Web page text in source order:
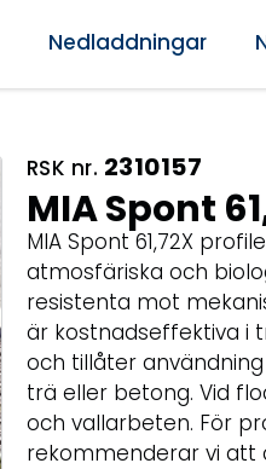
Nedladdningar
RSK nr. 2310157
MIA Spont
MIA Spont 61,72X
atmosfäriska och
resistenta mot
är kostnadseffektiva i
och tillåter
trä eller betong. Vid
och vallarbeten. För
rekommenderar vi att